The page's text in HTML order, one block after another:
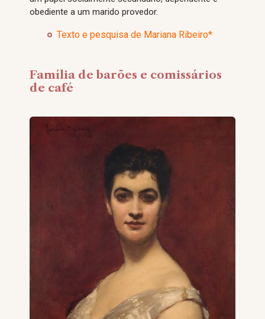
obediente a um marido provedor.
Texto e pesquisa de Mariana Ribeiro*
Família de barões e comissários
de café